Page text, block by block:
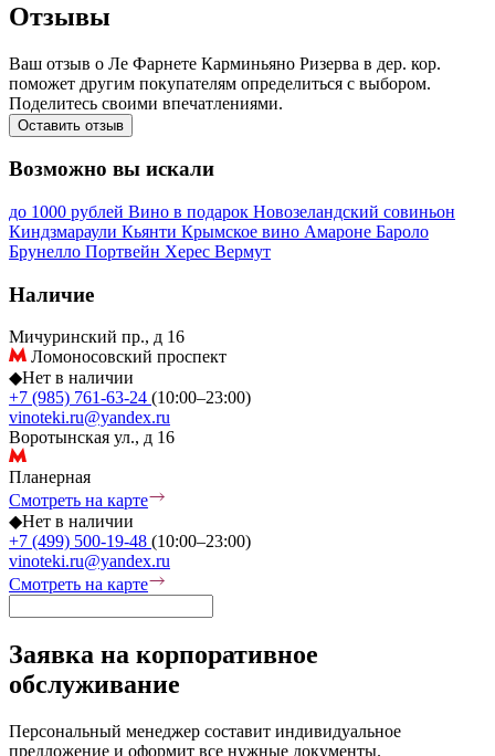
Отзывы
Ваш отзыв о Ле Фарнете Карминьяно Ризерва в дер. кор.
поможет другим покупателям определиться с выбором.
Поделитесь своими впечатлениями.
Оставить отзыв
Возможно вы искали
до 1000 рублей Вино в подарок Новозеландский совиньон
Киндзмараули Кьянти Крымское вино Амароне Бароло
Брунелло Портвейн Херес Вермут
Наличие
Мичуринский пр., д 16
Ломоносовский проспект
◆Нет в наличии
+7 (985) 761-63-24 (10:00–23:00)
vinoteki.ru@yandex.ru
Воротынская ул., д 16
Планерная
Смотреть на карте
◆Нет в наличии
+7 (499) 500-19-48 (10:00–23:00)
vinoteki.ru@yandex.ru
Смотреть на карте
Заявка на корпоративное
обслуживание
Персональный менеджер составит индивидуальное
предложение и оформит все нужные документы.